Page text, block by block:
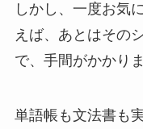
しかし、一度お気
えば、あとはその
で、手間がかかりま
単語帳も文法書も